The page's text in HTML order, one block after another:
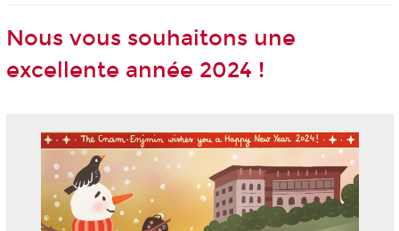
Nous vous souhaitons une
excellente année 2024 !